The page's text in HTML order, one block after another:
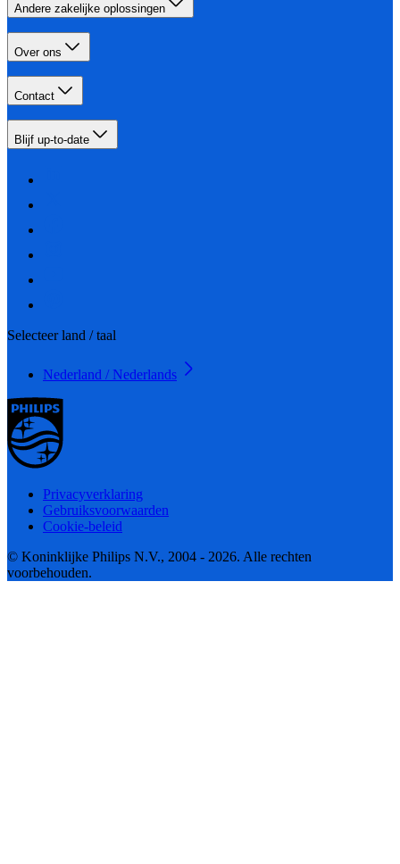
Andere zakelijke oplossingen
Over ons
Contact
Blijf up-to-date
Selecteer land / taal
Nederland / Nederlands
Privacyverklaring
Gebruiksvoorwaarden
Cookie-beleid
© Koninklijke Philips N.V., 2004 - 2026. Alle rechten
voorbehouden.